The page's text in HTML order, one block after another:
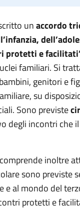
unaccordo
protetti e
familiari. Si
genitori e
su
Sono previste
degli incontri che
comprende inoltre
sono previste
e al mondo del
protetti e